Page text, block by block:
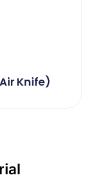
Knife)